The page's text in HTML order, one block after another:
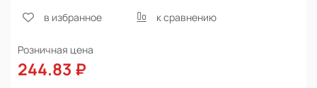
в избранное к сравнению
Розничная цена
244.83 ₽